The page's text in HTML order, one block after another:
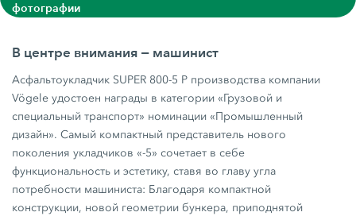
фотографии
В центре внимания − машинист
Асфальтоукладчик SUPER 800-5 P производства компании
Vögele удостоен награды в категории «Грузовой и
специальный транспорт» номинации «Промышленный
дизайн». Самый компактный представитель нового
поколения укладчиков «-5» сочетает в себе
функциональность и эстетику, ставя во главу угла
потребности машиниста: Благодаря компактной
конструкции, новой геометрии бункера, приподнятой